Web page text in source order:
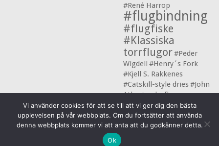
#René Harrop
#flugbindning
#flugfiske
#Klassiska
torrflugor#Peder
Wigdell #Henry´s Fork
#Kjell S. Rakkenes
#Catskill-style dries #John
Athertonlaxflugor
#Markus Hoffman
Vi använder cookies för att se till att vi ger dig den bästa
upplevelsen på vår webbplats. Om du fortsätter att använda
denna webbplats kommer vi att anta att du godkänner detta.
Ok